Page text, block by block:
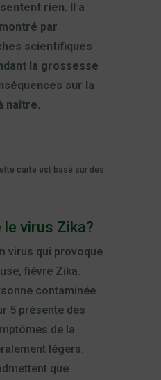
rien. Il a
par
scientifiques
la grossesse
sur la
naître.
carte est basé sur des
le virus Zika?
virus qui provoque
fièvre Zika.
contaminée
5 présente des
de la
légers.
que